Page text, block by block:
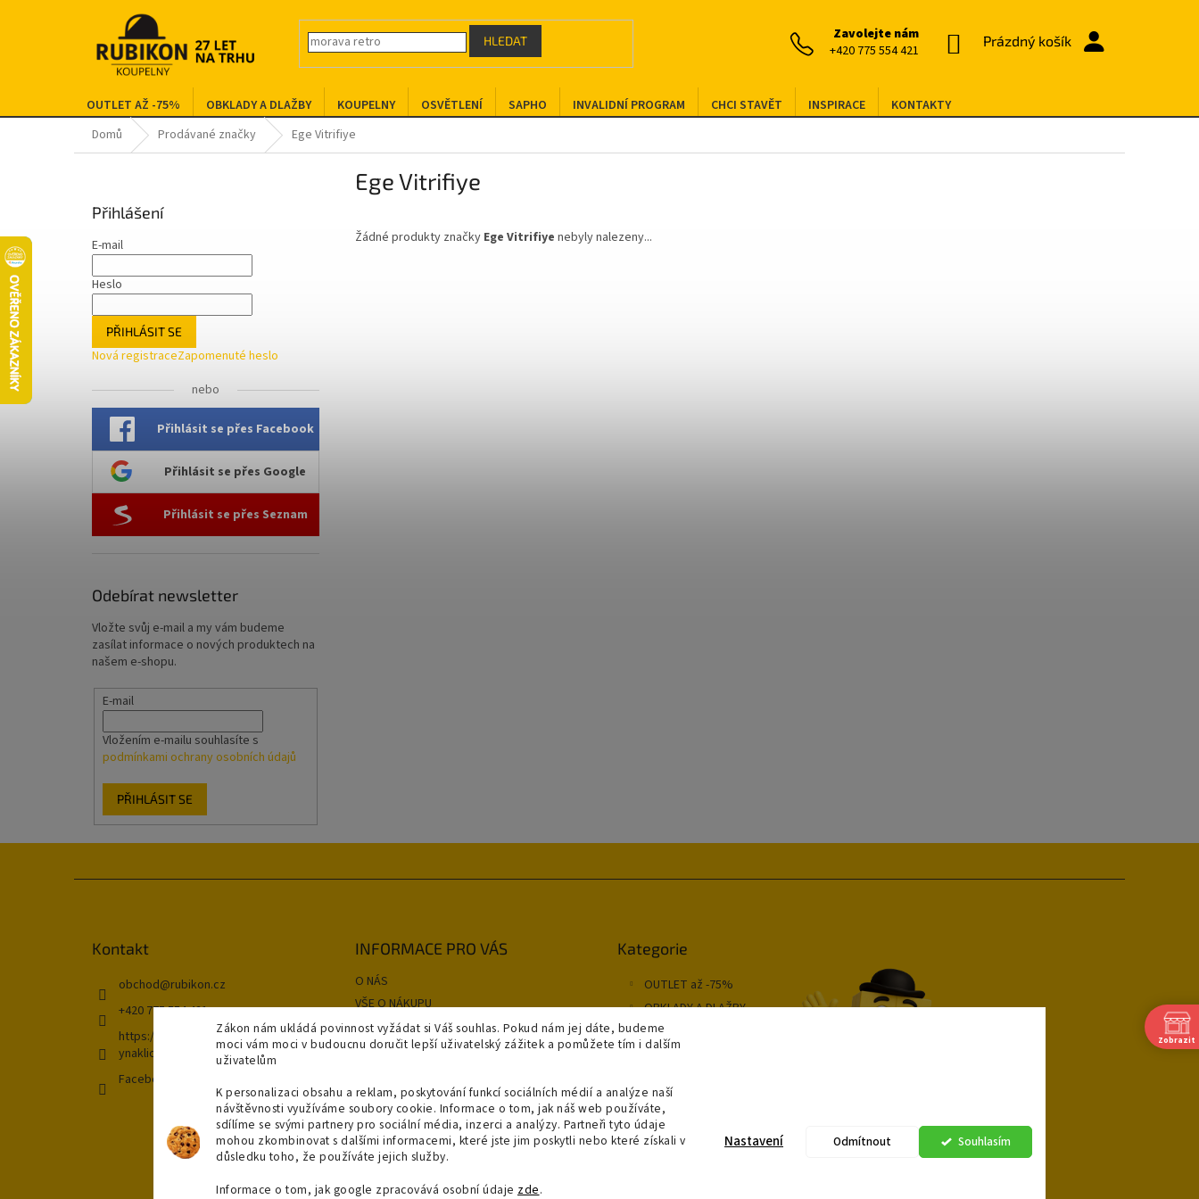
Zákon nám ukládá povinnost vyžádat si Váš souhlas. Pokud nám jej dáte, budeme
moci vám moci v budoucnu doručit lepší uživatelský zážitek a pomůžete tím i dalším
uživatelům
K personalizaci obsahu a reklam, poskytování funkcí sociálních médií a analýze naší
návštěvnosti využíváme soubory cookie. Informace o tom, jak náš web používáte,
sdílíme se svými partnery pro sociální média, inzerci a analýzy. Partneři tyto údaje
mohou zkombinovat s dalšími informacemi, které jste jim poskytli nebo které získali v
důsledku toho, že používáte jejich služby.
Informace o tom, jak google zpracovává osobní údaje zde.
Souhlasím
Odmítnout
Nastavení
HLEDAT
Zavolejte nám
+420 775 554 421
NÁKUPNÍ
Prázdný košík
OUTLET AŽ -75% OBKLADY A DLAŽBY KOUPELNY OSVĚTLENÍ SAPHO INVALIDNÍ PROGRAM CHCI STAVĚT INSPIRACE
KONTAKTY
Domů
Prodávané značky Ege Vitrifiye
Přihlášení
E-mail
Heslo
PŘIHLÁSIT SE
Nová registraceZapomenuté heslo
nebo
Přihlásit se přes Facebook
Přihlásit se přes Google
Přihlásit se přes Seznam
Odebírat newsletter
Vložte svůj e-mail a my vám budeme
zasílat informace o nových produktech na
našem e-shopu.
E-mail
Vložením e-mailu souhlasíte s
podmínkami ochrany osobních údajů
PŘIHLÁSIT SE
Ege Vitrifiye
Žádné produkty značky Ege Vitrifiye nebyly nalezeny...
Kontakt
obchod@rubikon.cz
+420 775 554 421
Facebook
https://www.instagram.com/koupeln
ynaklic/
INFORMACE PRO VÁS
O NÁS
VŠE O NÁKUPU
OBCHODNÍ PODMÍNKY
GDPR
DOPRAVA A PLATBA
NAŠE PRODEJNA
Moje objednávka
kategorie
Kategorie
OUTLET až -75%
OBKLADY A DLAŽBY
KOUPELNY
Zobrazit